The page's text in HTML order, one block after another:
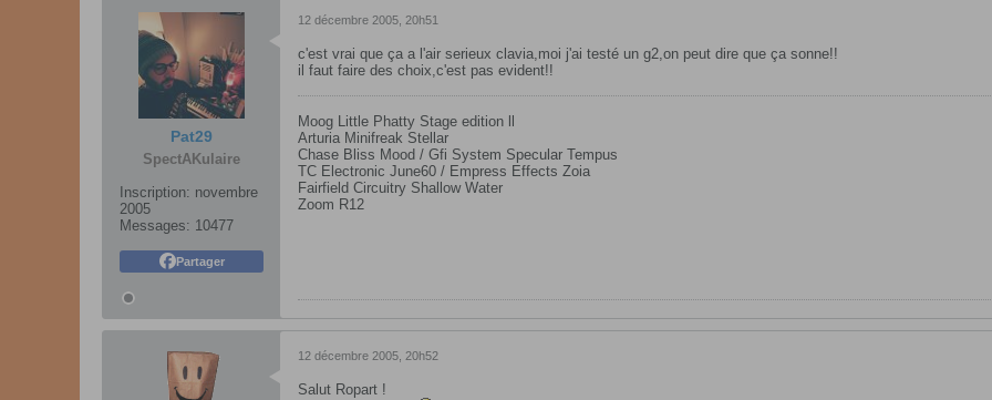
Pat29
SpectAKulaire
Inscription: novembre
2005
Messages: 10477
Partager
12 décembre 2005, 20h51
c'est vrai que ça a l'air serieux clavia,moi j'ai testé un g2,on peut dire que ça sonne!!
il faut faire des choix,c'est pas evident!!
Moog Little Phatty Stage edition ll
Arturia Minifreak Stellar
Chase Bliss Mood / Gfi System Specular Tempus
TC Electronic June60 / Empress Effects Zoia
Fairfield Circuitry Shallow Water
Zoom R12
12 décembre 2005, 20h52
Salut Ropart !